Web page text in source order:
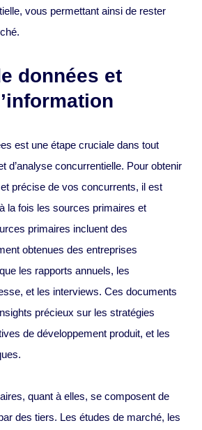
vous permettant ainsi de rester
données et
est une étape cruciale dans tout
d’analyse concurrentielle. Pour obtenir
précise de vos concurrents, il est
la fois les sources primaires et
primaires incluent des
obtenues des entreprises
les rapports annuels, les
et les interviews. Ces documents
précieux sur les stratégies
de développement produit, et les
quant à elles, se composent de
des tiers. Les études de marché, les